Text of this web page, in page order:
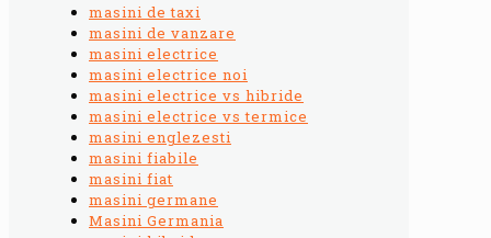
masini de taxi
masini de vanzare
masini electrice
masini electrice noi
masini electrice vs hibride
masini electrice vs termice
masini englezesti
masini fiabile
masini fiat
masini germane
Masini Germania